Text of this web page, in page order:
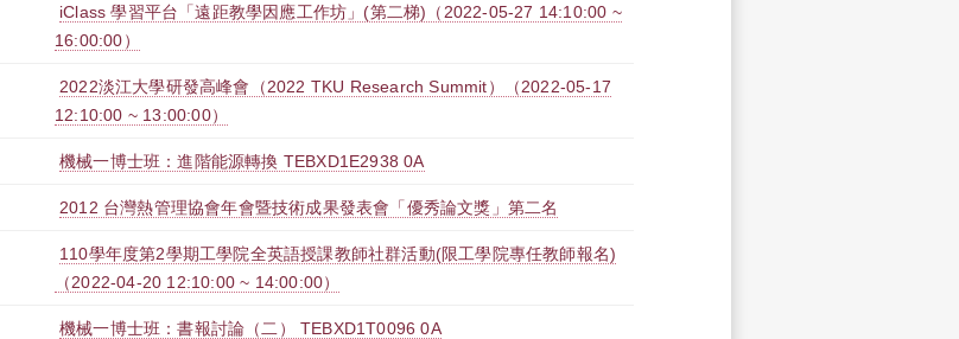
iClass 學習平台「遠距教學因應工作坊」(第二梯)（2022-05-27 14:10:00 ~
16:00:00）
2022淡江大學研發高峰會（2022 TKU Research Summit）（2022-05-17
12:10:00 ~ 13:00:00）
機械一博士班：進階能源轉換 TEBXD1E2938 0A
2012 台灣熱管理協會年會暨技術成果發表會「優秀論文獎」第二名
110學年度第2學期工學院全英語授課教師社群活動(限工學院專任教師報名)
（2022-04-20 12:10:00 ~ 14:00:00）
機械一博士班：書報討論（二） TEBXD1T0096 0A